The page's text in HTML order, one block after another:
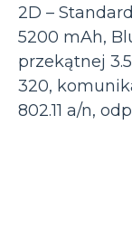
2D –
5200 mAh,
przekątnej
320,
802.11 a/n,